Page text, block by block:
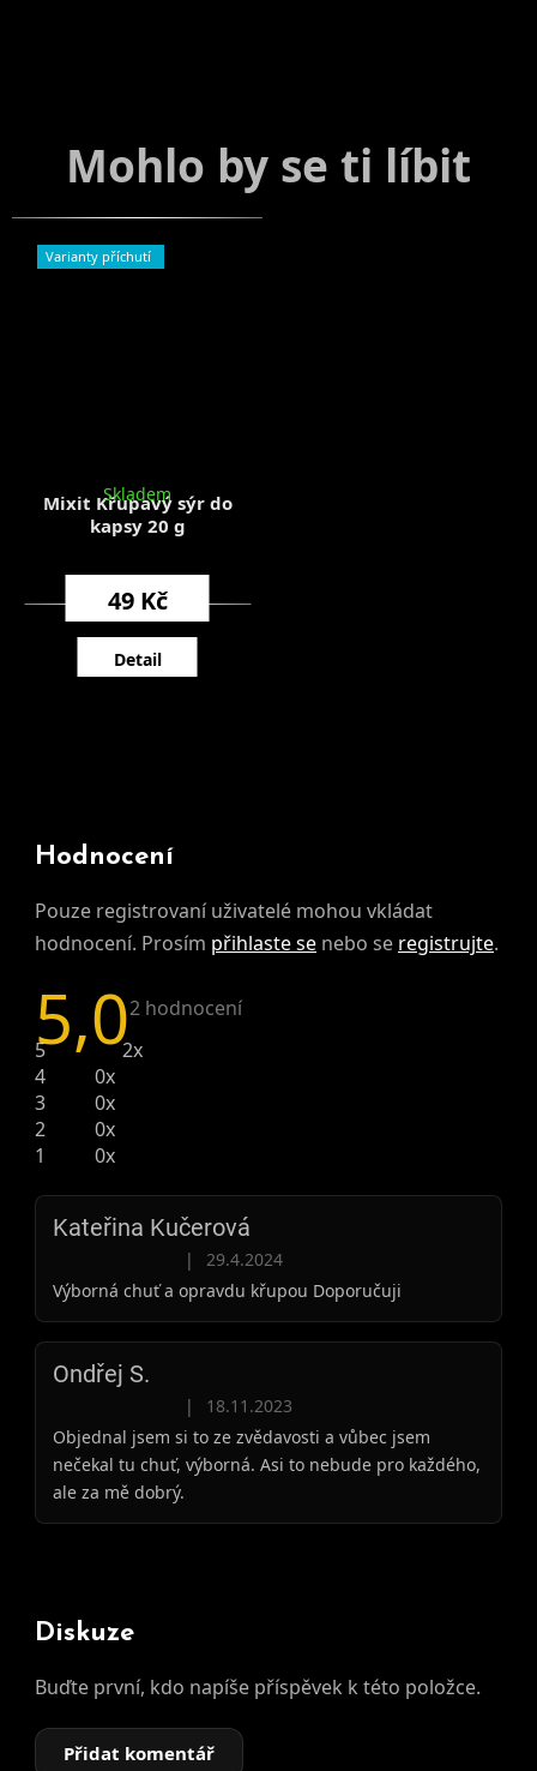
Varianty příchutí
Mixit Křupavý sýr do
kapsy 20 g
Skladem
49 Kč
Detail
Hodnocení
Pouze registrovaní uživatelé mohou vkládat
hodnocení. Prosím přihlaste se nebo se registrujte.
5,02 hodnocení
5
2x
4
0x
3
0x
2
0x
1
0x
Kateřina Kučerová
Hodnocení produktu je 5 z 5 hvězdiček.
|
29.4.2024
Výborná chuť a opravdu křupou Doporučuji
Ondřej S.
Hodnocení produktu je 5 z 5 hvězdiček.
|
18.11.2023
Objednal jsem si to ze zvědavosti a vůbec jsem
nečekal tu chuť, výborná. Asi to nebude pro každého,
ale za mě dobrý.
Diskuze
Buďte první, kdo napíše příspěvek k této položce.
Přidat komentář